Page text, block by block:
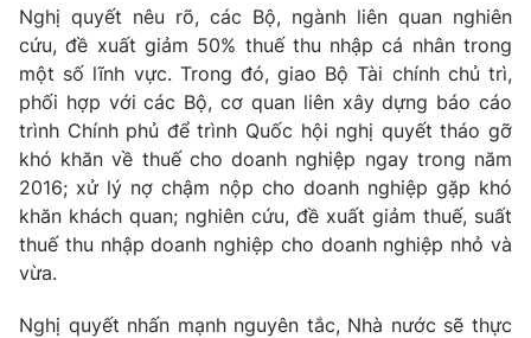
Khán giả
Giải sao mai
Sao
Du lịch
Làm đẹp
Chất lượng cuộc sống
Giáo dục
Tuyển sinh
Học trực tuyến
Công nghệ
Hitech Công nghệ tương lai
Sản phẩm
Thị trường
Giao lưu trực tuyến
Lịch phát sóng
Chuyên mục khác
Nghị quyết nêu rõ, các Bộ, ngành liên quan nghiên
cứu, đề xuất giảm 50% thuế thu nhập cá nhân trong
một số lĩnh vực. Trong đó, giao Bộ Tài chính chủ trì,
phối hợp với các Bộ, cơ quan liên xây dựng báo cáo
trình Chính phủ để trình Quốc hội nghị quyết tháo gỡ
khó khăn về thuế cho doanh nghiệp ngay trong năm
2016; xử lý nợ chậm nộp cho doanh nghiệp gặp khó
khăn khách quan; nghiên cứu, đề xuất giảm thuế, suất
thuế thu nhập doanh nghiệp cho doanh nghiệp nhỏ và
vừa.
Nghị quyết nhấn mạnh nguyên tắc, Nhà nước sẽ thực